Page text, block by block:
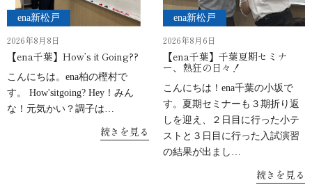
ena新松戸
2026年8月8日
【ena千葉】How’s it Going??
こんにちは。ena柏の樫村で
す。 How'sitgoing? Hey！みん
な！元気かい？調子は…
続きを見る
ena新松戸
2026年8月6日
【ena千葉】千葉夏期セミナ
ー、熱狂の日々！
こんにちは！ena千葉の小坂で
す。夏期セミナーも３期折り返
しを迎え、２日目に行った小テ
ストと３日目に行った入試演習
の結果が出まし…
続きを見る